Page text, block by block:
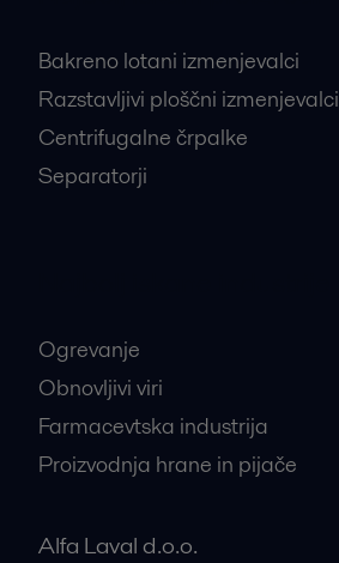
Bakreno lotani izmenjevalci
Razstavljivi ploščni izmenjevalci
Centrifugalne črpalke
Separatorji
Ogrevanje
Obnovljivi viri
Farmacevtska industrija
Proizvodnja hrane in pijače
Alfa Laval d.o.o.